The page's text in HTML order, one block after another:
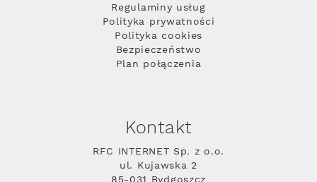
Regulaminy usług
Polityka prywatności
Polityka cookies
Bezpieczeństwo
Plan połączenia
Kontakt
RFC INTERNET Sp. z o.o.
ul. Kujawska 2